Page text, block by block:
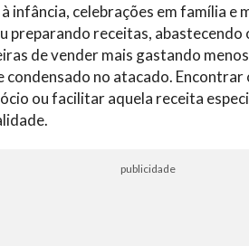
infância, celebrações em família e
preparando receitas, abastecendo
de vender mais gastando
condensado no atacado.
ou facilitar aquela receita
publicidade